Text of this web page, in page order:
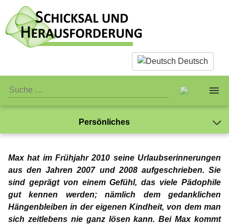
Deutsch
Das Team
Standards
Verein
Sachliches
Was ist eigentlich Pädophilie?
Warum wir Sex mit Kindern ablehnen
Persönliches
Jay-Jay
Öffentliches
Max hat im Frühjahr 2010 seine Urlaubserinnerungen
aus den Jahren 2007 und 2008 aufgeschrieben. Sie
sind geprägt von einem Gefühl, das viele Pädophile
gut kennen werden; nämlich dem gedanklichen
Hängenbleiben in der eigenen Kindheit, von dem man
sich zeitlebens nie ganz lösen kann. Bei Max kommt
Persönliches
Mein Leben mit der Pädophilie
Was hat mir die Therapie gebracht?
Ich kann ausschließlich Kinder lieben
Gabriel
Gedanken zur Liebe
Mein Name sei Gabriel
NewMan
Meine „Feuerprobe“
Marco